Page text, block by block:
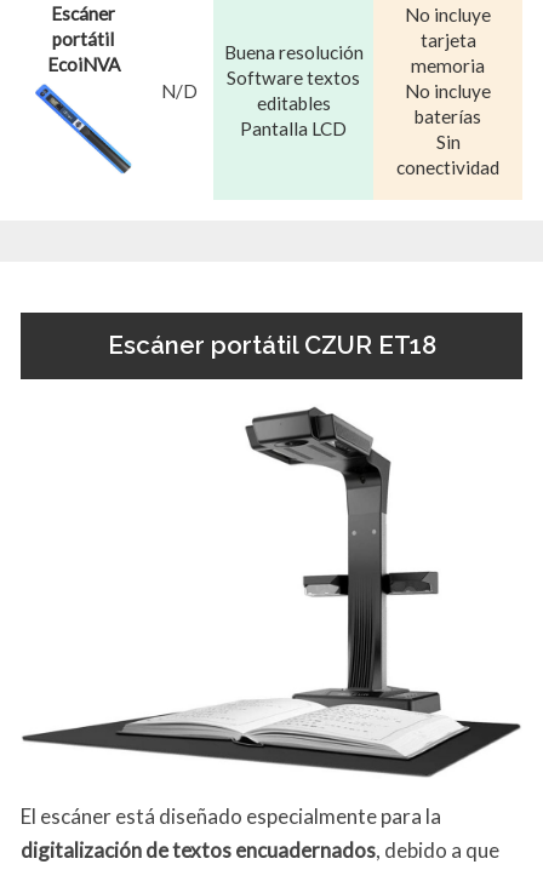
Escáner
portátil
EcoiNVA
N/D
Buena resolución
Software textos
editables
Pantalla LCD
No incluye
tarjeta
memoria
No incluye
baterías
Sin
conectividad
Escáner portátil CZUR ET18
El escáner está diseñado especialmente para la
digitalización de textos encuadernados, debido a que